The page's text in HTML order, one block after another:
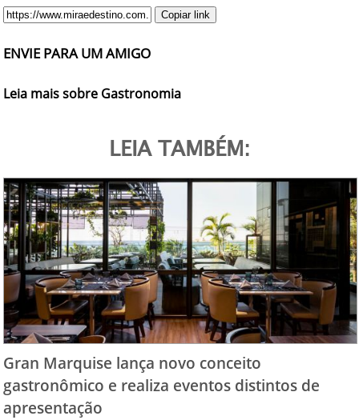
Copiar link
ENVIE PARA UM AMIGO
Leia mais sobre Gastronomia
LEIA TAMBÉM:
Gran Marquise lança novo conceito
gastronômico e realiza eventos distintos de
apresentação